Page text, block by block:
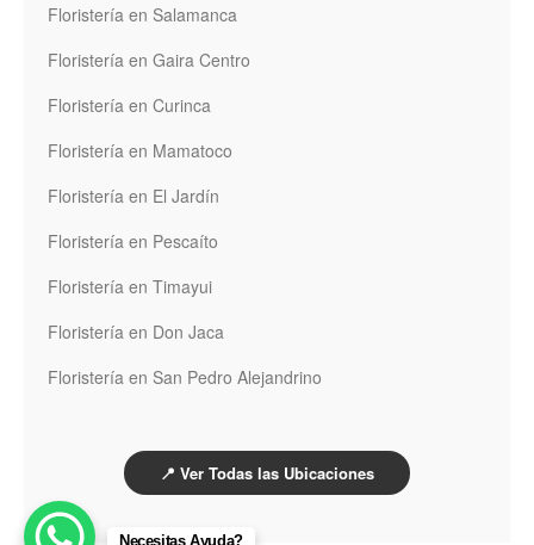
Floristería en Salamanca
Floristería en Gaira Centro
Floristería en Curinca
Floristería en Mamatoco
Floristería en El Jardín
Floristería en Pescaíto
Floristería en Timayui
Floristería en Don Jaca
Floristería en San Pedro Alejandrino
📍 Ver Todas las Ubicaciones
Necesitas Ayuda?